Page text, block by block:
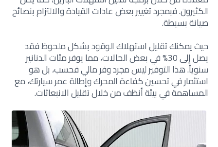
الكثيرون. فبمجرد تغيير بعض عادات القيادة والالتزام بنصائح
صيانة بسيطة.
حيث يمكنك تقليل استهلاك الوقود بشكل ملحوظ فقد
يصل إلى 30% في بعض الحالات، مما يوفر مئات الدنانير
سنوياً. هذا التوفير ليس مجرد وفر مالي فحسب، بل هو
استثمار في تحسين كفاءة المحرك وإطالة عمر سيارتك، مع
المساهمة في بيئة أنظف من خلال تقليل الانبعاثات.